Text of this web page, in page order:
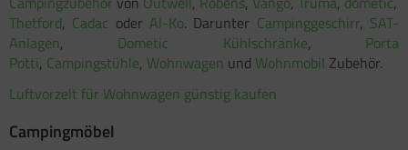
Thetford, Cadac oder Al-Ko. Darunter Campinggeschirr, SAT-
Anlagen, Dometic Kühlschränke, Porta
Potti, Campingstühle, Wohnwagen und Wohnmobil Zubehör.
Luftvorzelt für Wohnwagen günstig kaufen
Campingmöbel